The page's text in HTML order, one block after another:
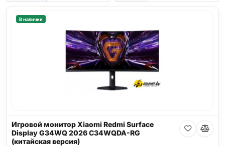
В наличии
Игровой монитор Xiaomi Redmi Surface
Display G34WQ 2026 C34WQDA-RG
(китайская версия)